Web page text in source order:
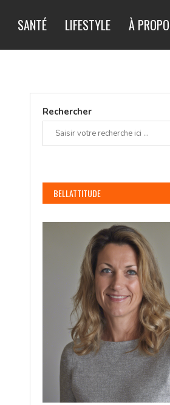
SANTÉ LIFESTYLE À
Rechercher
BELLATTITUDE